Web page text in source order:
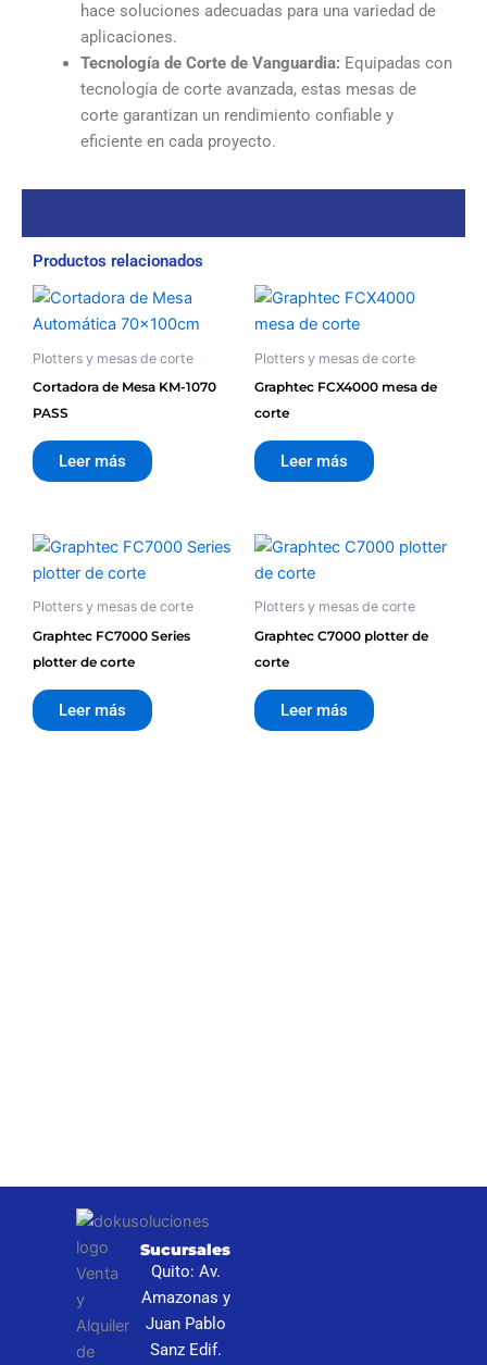
hace soluciones adecuadas para una variedad de
aplicaciones.
Tecnología de Corte de Vanguardia: Equipadas con
tecnología de corte avanzada, estas mesas de
corte garantizan un rendimiento confiable y
eficiente en cada proyecto.
Productos relacionados
Plotters y mesas de corte
Cortadora de Mesa KM-1070
PASS
Leer más
Plotters y mesas de corte
Graphtec FCX4000 mesa de
corte
Leer más
Plotters y mesas de corte
Graphtec FC7000 Series
plotter de corte
Leer más
Plotters y mesas de corte
Graphtec C7000 plotter de
corte
Leer más
Sucursales
Quito: Av.
Amazonas y
Juan Pablo
Sanz Edif.